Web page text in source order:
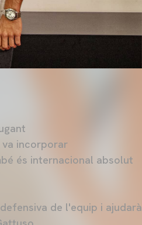
va incorporar
és internacional absolut
de l'equip i ajudarà